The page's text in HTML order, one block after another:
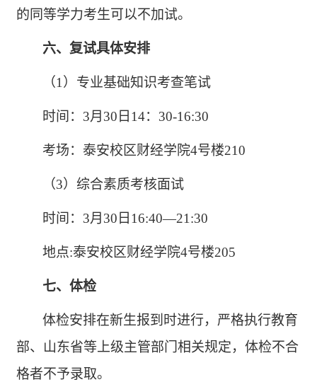
的同等学力考生可以不加试。
六、复试具体安排
（1）专业基础知识考查笔试
时间： 3月30日14：30-16:30
考场： 泰安校区财经学院4号楼210
（3）综合素质考核面试
时间： 3月30日16:40—21:30
地点:泰安校区财经学院4号楼205
七、体检
体检安排在新生报到时进行，严格执行教育
部、山东省等上级主管部门相关规定，体检不合
格者不予录取。